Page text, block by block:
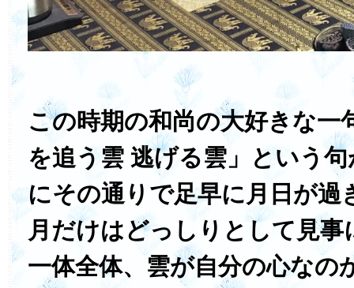
この時期の和尚の大好きな一
を追う雲 逃げる雲」という
にその通りで足早に月日が過
月だけはどっしりとして見
一体全体、雲が自分の心なの